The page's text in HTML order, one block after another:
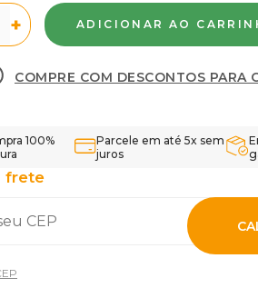
+
COMPRE COM DESCONTOS PARA
frete
100%
Parcele em até 5x sem
juros